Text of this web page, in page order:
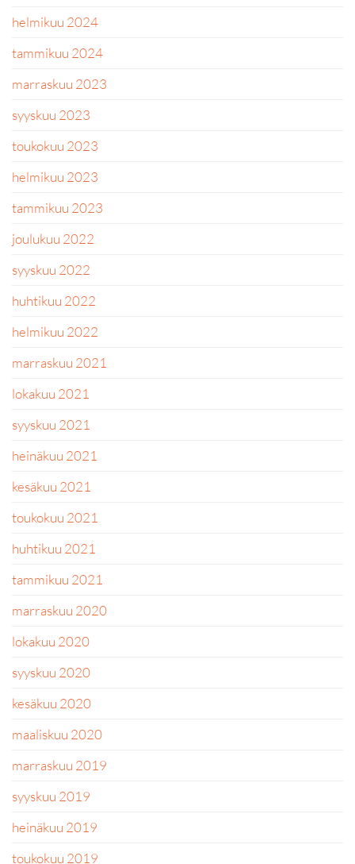
helmikuu 2024
tammikuu 2024
marraskuu 2023
syyskuu 2023
toukokuu 2023
helmikuu 2023
tammikuu 2023
joulukuu 2022
syyskuu 2022
huhtikuu 2022
helmikuu 2022
marraskuu 2021
lokakuu 2021
syyskuu 2021
heinäkuu 2021
kesäkuu 2021
toukokuu 2021
huhtikuu 2021
tammikuu 2021
marraskuu 2020
lokakuu 2020
syyskuu 2020
kesäkuu 2020
maaliskuu 2020
marraskuu 2019
syyskuu 2019
heinäkuu 2019
toukokuu 2019